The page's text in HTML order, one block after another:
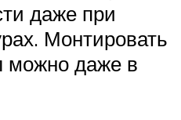
даже при
Монтировать
можно даже в